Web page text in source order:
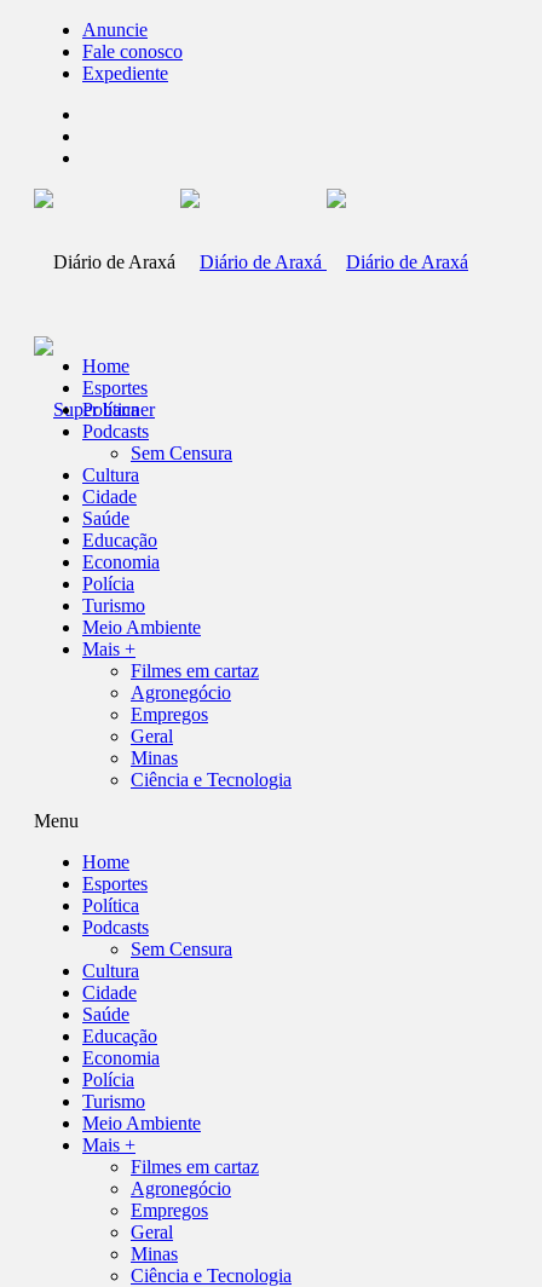
Anuncie
Fale conosco
Expediente
Home
Esportes
Política
Podcasts
Sem Censura
Cultura
Cidade
Saúde
Educação
Economia
Polícia
Turismo
Meio Ambiente
Mais +
Filmes em cartaz
Agronegócio
Empregos
Geral
Minas
Ciência e Tecnologia
Menu
Home
Esportes
Política
Podcasts
Sem Censura
Cultura
Cidade
Saúde
Educação
Economia
Polícia
Turismo
Meio Ambiente
Mais +
Filmes em cartaz
Agronegócio
Empregos
Geral
Minas
Ciência e Tecnologia